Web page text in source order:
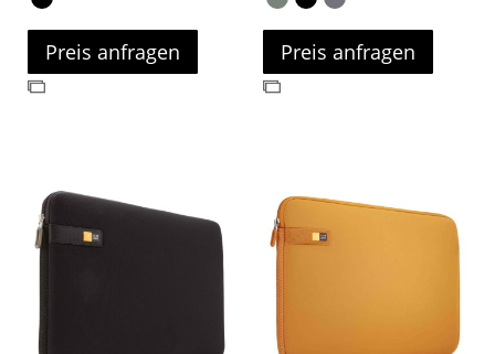
Preis anfragen
Zur
Preis anfragen
Zur